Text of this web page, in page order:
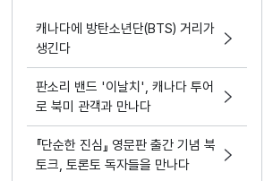
캐나다에 방탄소년단(BTS) 거리가
생긴다
판소리 밴드 '이날치', 캐나다 투어
로 북미 관객과 만나다
『단순한 진심』 영문판 출간 기념 북
토크, 토론토 독자들을 만나다